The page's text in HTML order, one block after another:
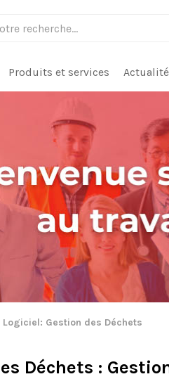
Produits et services
Logiciel: Gestion des Déchets
Déchets :